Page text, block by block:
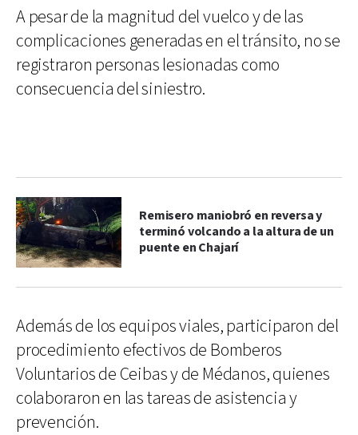
A pesar de la magnitud del vuelco y de las
complicaciones generadas en el tránsito, no se
registraron personas lesionadas como
consecuencia del siniestro.
Remisero maniobró en reversa y
terminó volcando a la altura de un
puente en Chajarí
Además de los equipos viales, participaron del
procedimiento efectivos de Bomberos
Voluntarios de Ceibas y de Médanos, quienes
colaboraron en las tareas de asistencia y
prevención.